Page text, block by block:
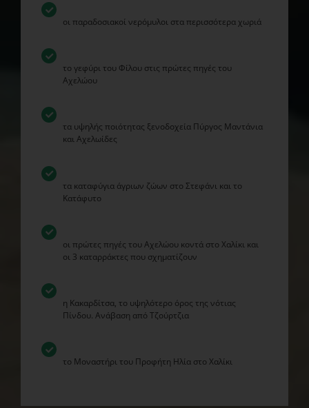
οι παραδοσιακοί νερόμυλοι στα περισσότερα χωριά
το γεφύρι του Φίλου στις πρώτες πηγές του
Αχελώου
τα υψηλής ποιότητας ξενοδοχεία Πύργος Μαντάνια
και Αχελωίδες
τα καταφύγια άγριων ζώων στο Στεφάνι και το
Κατάφυτο
οι πρώτες πηγές του Αχελώου κοντά στο Χαλίκι και
οι 3 καταρράκτες που σχηματίζουν
η Κακαρδίτσα, το υψηλότερο όρος της νότιας
Πίνδου. Ανάβαση από Τζούρτζια
το Μοναστήρι του Προφήτη Ηλία στο Χαλίκι